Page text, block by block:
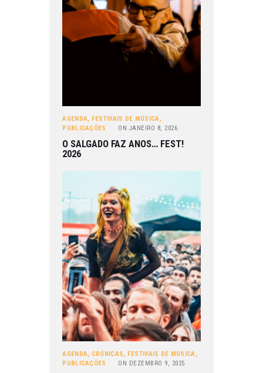
AGENDA, FESTIVAIS DE MÚSICA,
PUBLICAÇÕES
ON JANEIRO 8, 2026
O SALGADO FAZ ANOS… FEST!
2026
AGENDA, CRÓNICAS, FESTIVAIS DE MÚSICA,
PUBLICAÇÕES
ON DEZEMBRO 9, 2025